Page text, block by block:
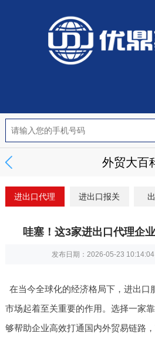
外贸大百
进出口代理 进出口报关
哇塞！这3家进出口代理企
发布日期：2026-05-23
在当今全球化的经济格局下，进出口
市场起着至关重要的作用。选择一家
够帮助企业高效打通国内外贸易链路